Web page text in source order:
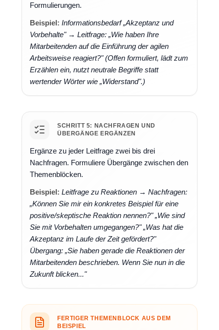
Formulierungen.
Beispiel: Informationsbedarf „Akzeptanz und
Vorbehalte" → Leitfrage: „Wie haben Ihre
Mitarbeitenden auf die Einführung der agilen
Arbeitsweise reagiert?" (Offen formuliert, lädt zum
Erzählen ein, nutzt neutrale Begriffe statt
wertender Wörter wie „Widerstand".)
SCHRITT 5: NACHFRAGEN UND
ÜBERGÄNGE ERGÄNZEN
Ergänze zu jeder Leitfrage zwei bis drei
Nachfragen. Formuliere Übergänge zwischen den
Themenblöcken.
Beispiel: Leitfrage zu Reaktionen → Nachfragen:
„Können Sie mir ein konkretes Beispiel für eine
positive/skeptische Reaktion nennen?" „Wie sind
Sie mit Vorbehalten umgegangen?" „Was hat die
Akzeptanz im Laufe der Zeit gefördert?"
Übergang: „Sie haben gerade die Reaktionen der
Mitarbeitenden beschrieben. Wenn Sie nun in die
Zukunft blicken..."
FERTIGER THEMENBLOCK AUS DEM
BEISPIEL